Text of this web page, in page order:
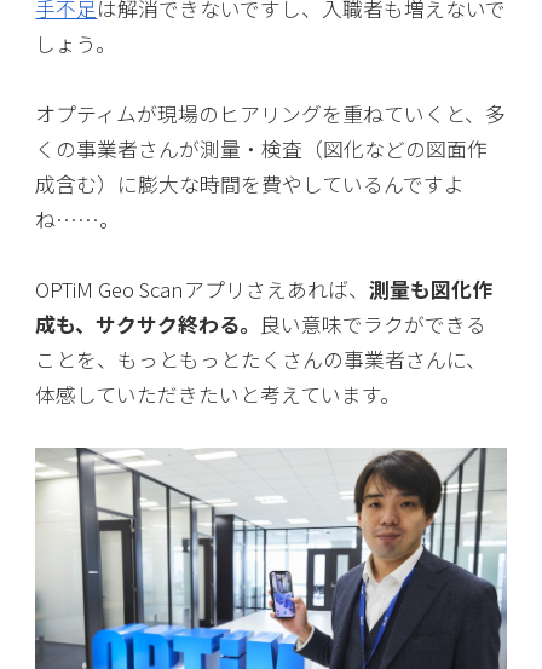
手不足は解消できないですし、入職者も増えないで
しょう。
オプティムが現場のヒアリングを重ねていくと、多
くの事業者さんが測量・検査（図化などの図面作
成含む）に膨大な時間を費やしているんですよ
ね……。
OPTiM Geo Scanアプリさえあれば、測量も図化作
成も、サクサク終わる。 良い意味でラクができる
ことを、もっともっとたくさんの事業者さんに、
体感していただきたいと考えています。